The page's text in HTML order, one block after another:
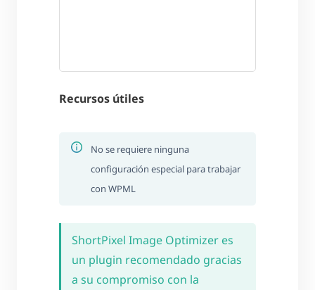
Recursos útiles
No se requiere ninguna
configuración especial para trabajar
con WPML
ShortPixel Image Optimizer es
un plugin recomendado gracias
a su compromiso con la